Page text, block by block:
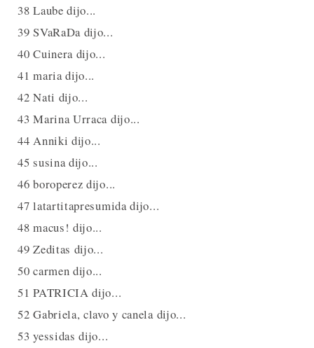
38 Laube dijo...
39 SVaRaDa dijo...
40 Cuinera dijo...
41 maria dijo...
42 Nati dijo...
43 Marina Urraca dijo...
44 Anniki dijo...
45 susina dijo...
46 boroperez dijo...
47 latartitapresumida dijo...
48 macus! dijo...
49 Zeditas dijo...
50 carmen dijo...
51 PATRICIA dijo...
52 Gabriela, clavo y canela dijo...
53 yessidas dijo...